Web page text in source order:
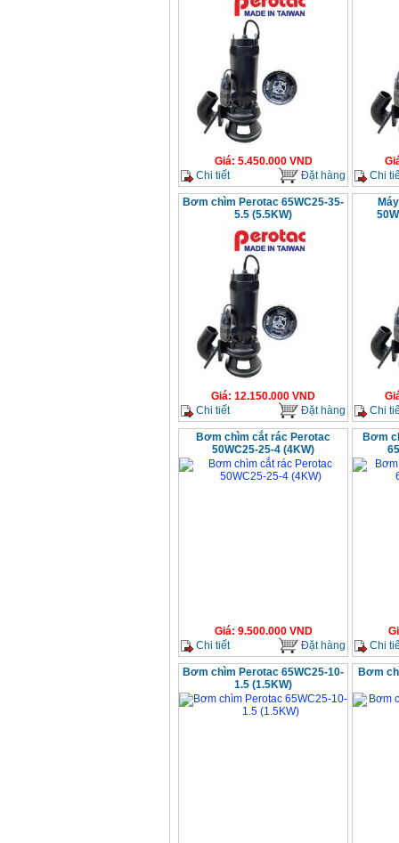
Giá: 5.450.000VND
Chi tiết
Đặt hàng
Chi
Bơm chìm Perotac 65WC25-35-
5.5 (5.5KW)
Giá: 12.150.000 VND
Chi tiết
Đặt hàng
Chi
Bơm chìm cắt rác Perotac
50WC25-25-4 (4KW)
Giá: 9.500.000VND
Chi tiết
Đặt hàng
Bơm
Chi
Bơm chìm Perotac 65WC25-10-
1.5 (1.5KW)
Bơm